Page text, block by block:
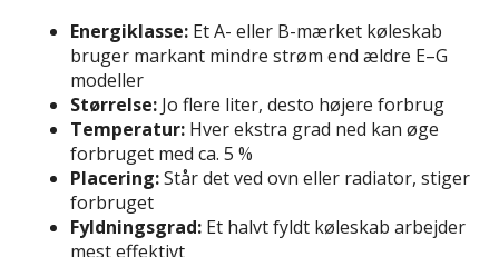
Energiklasse: Et A- eller B-mærket køleskab
bruger markant mindre strøm end ældre E–G
modeller
Størrelse: Jo flere liter, desto højere forbrug
Temperatur: Hver ekstra grad ned kan øge
forbruget med ca. 5 %
Placering:Står det ved ovn eller radiator, stiger
forbruget
Fyldningsgrad: Et halvt fyldt køleskab arbejder
mest effektivt